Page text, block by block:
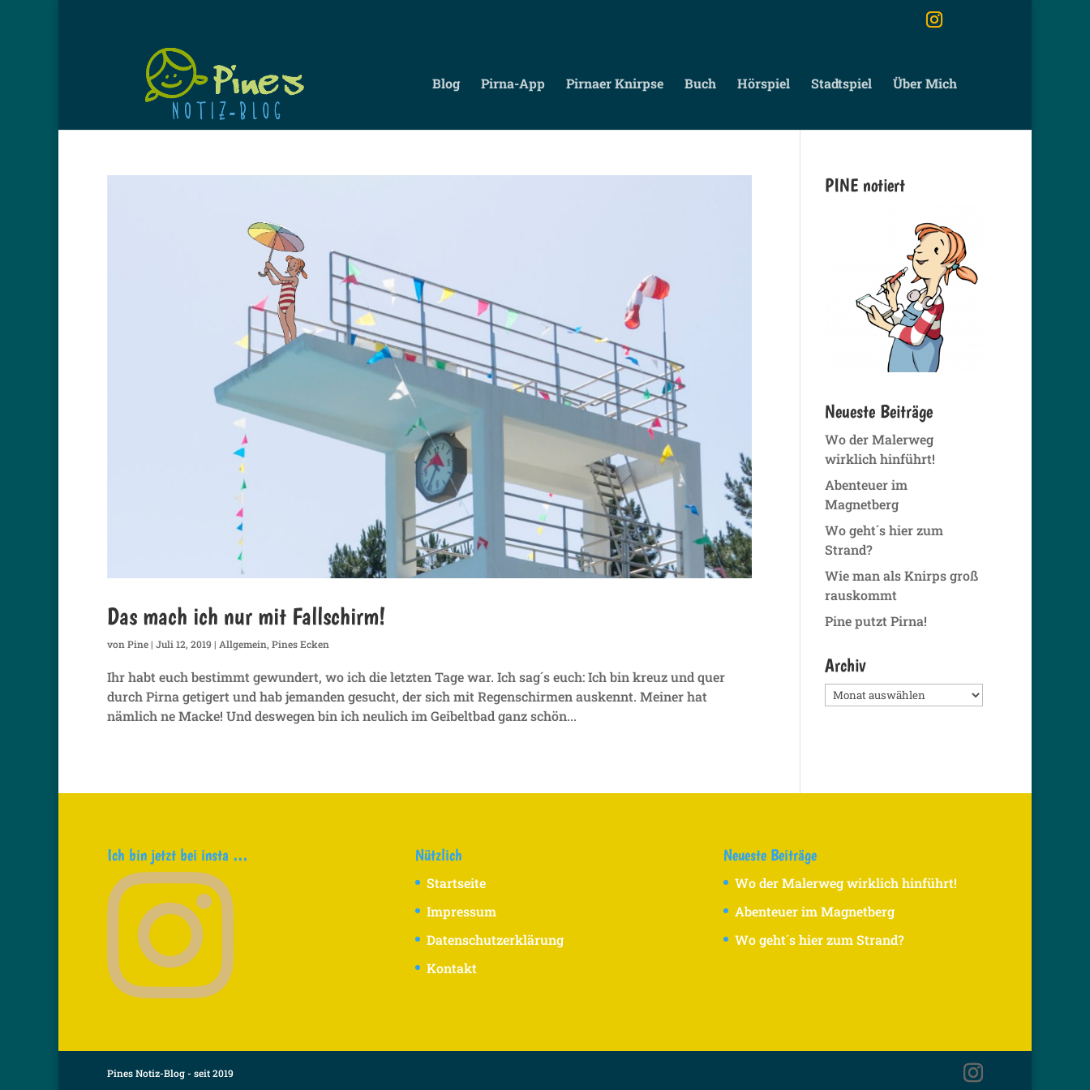
Blog Pirna-App Pirnaer Knirpse Buch Hörspiel Stadtspiel Über Mich
Das mach ich nur mit Fallschirm!
von Pine| Juli 12, 2019 | Allgemein, Pines Ecken
Ihr habt euch bestimmt gewundert, wo ich die letzten Tage war. Ich sag´s euch: Ich bin kreuz und quer
durch Pirna getigert und hab jemanden gesucht, der sich mit Regenschirmen auskennt. Meiner hat
nämlich ne Macke! Und deswegen bin ich neulich im Geibeltbad ganz schön...
PINE notiert
Neueste Beiträge
Wo der Malerweg
wirklich hinführt!
Abenteuer im
Magnetberg
Wo geht´s hier zum
Strand?
Wie man als Knirps groß
rauskommt
Pine putzt Pirna!
Archiv
Archiv
Ich bin jetzt bei insta … Nützlich
Startseite
Impressum
Datenschutzerklärung
Kontakt
Neueste Beiträge
Wo der Malerweg wirklich hinführt!
Abenteuer im Magnetberg
Wo geht´s hier zum Strand?
Pines Notiz-Blog - seit 2019